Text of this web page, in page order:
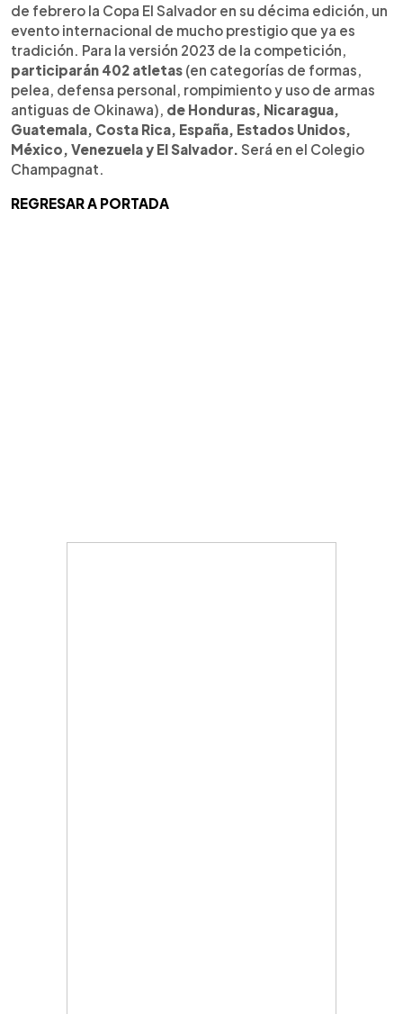
de febrero la Copa El Salvador en su décima edición, un
evento internacional de mucho prestigio que ya es
tradición. Para la versión 2023 de la competición,
participarán 402 atletas (en categorías de formas,
pelea, defensa personal, rompimiento y uso de armas
antiguas de Okinawa), de Honduras, Nicaragua,
Guatemala, Costa Rica, España, Estados Unidos,
México, Venezuela y El Salvador. Será en el Colegio
Champagnat.
REGRESAR A PORTADA